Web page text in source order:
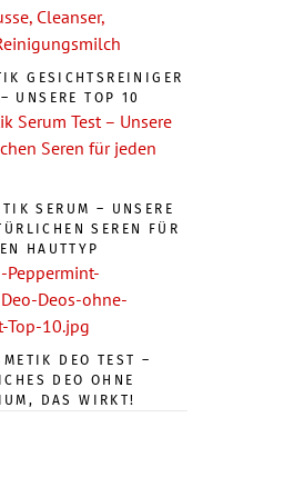
GESICHTSREINIGER
UNSERE TOP 10
SERUM – UNSERE
SEREN FÜR
HAUTTYP
DEO TEST –
DEO OHNE
DAS WIRKT!